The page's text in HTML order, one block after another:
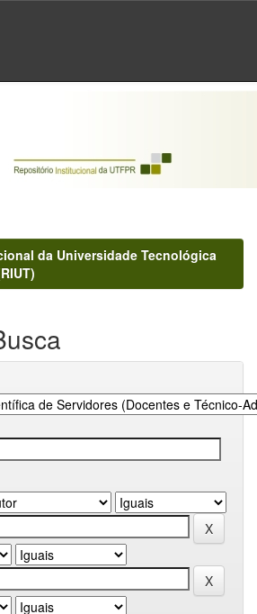
da Universidade Tecnológica